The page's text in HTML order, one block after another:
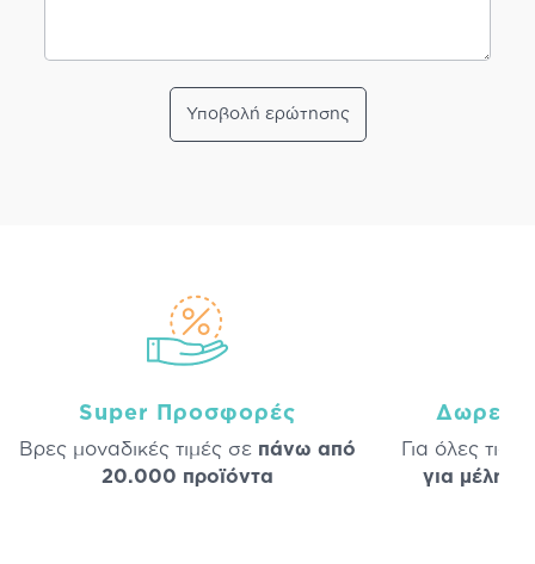
Υποβολή ερώτησης
Super Προσφορές
Βρες μοναδικές τιμές σε πάνω από
20.000 προϊόντα
Δωρεάν
Για όλες τις
για μέλη